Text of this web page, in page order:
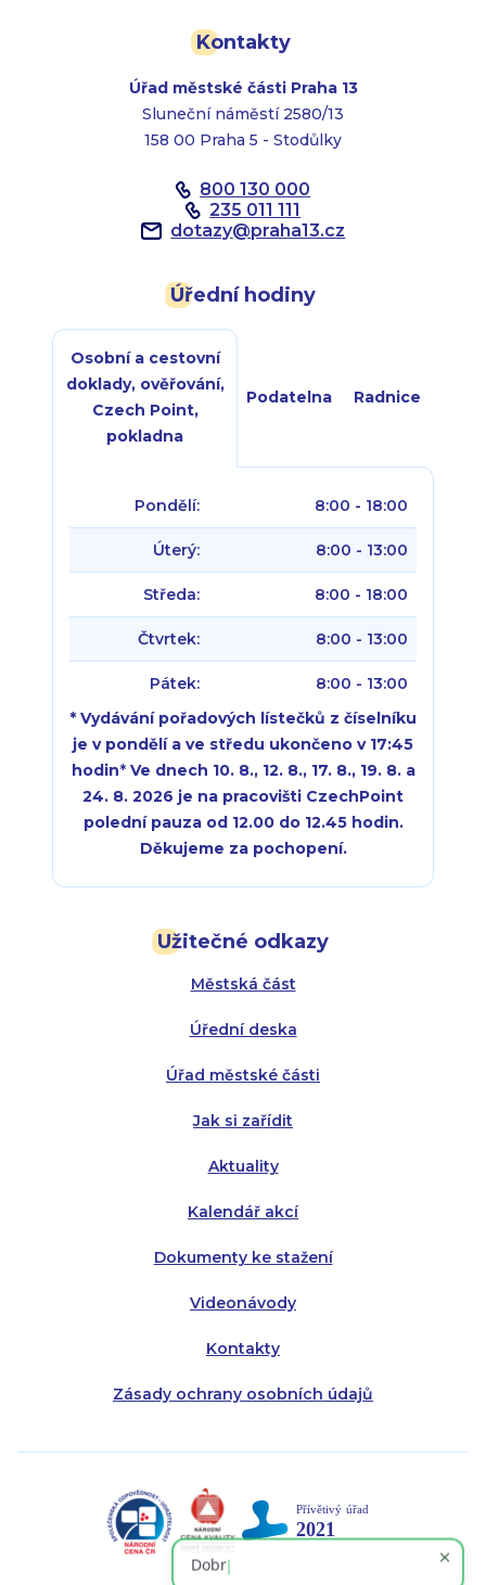
Kontakty
Úřad městské části Praha 13
Sluneční náměstí 2580/13
158 00 Praha 5 - Stodůlky
800 130 000
235 011 111
dotazy@praha13.cz
Užitečné odkazy
Městská část
Úřední deska
Úřad městské části
Jak si zařídit
Aktuality
Kalendář akcí
Dokumenty ke stažení
Videonávody
Kontakty
Zásady ochrany osobních údajů
Úřední hodiny
Osobní a cestovní
doklady, ověřování,
Czech Point,
pokladna
Podatelna Radnice
Pondělí: 8:00 - 18:00
Úterý: 8:00 - 13:00
Středa: 8:00 - 18:00
Čtvrtek: 8:00 - 13:00
Pátek:
8:00 - 13:00
* Vydávání pořadových lístečků z číselníku
je v pondělí a ve středu ukončeno v 17:45
hodin* Ve dnech 10. 8., 12. 8., 17. 8., 19. 8. a
24. 8. 2026 je na pracovišti CzechPoint
polední pauza od 12.00 do 12.45 hodin.
Děkujeme za pochopení.
Úterý:
Středa:
Čtvrtek:
Pátek:
Úterý:
Středa:
Čtvrtek: